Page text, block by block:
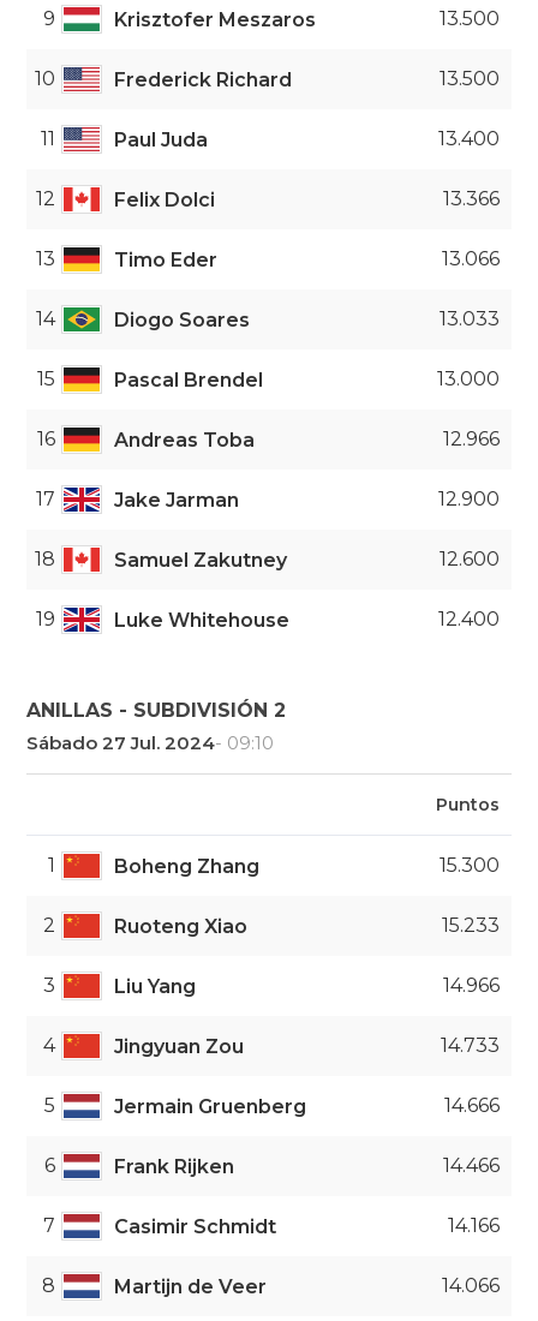
9 Krisztofer Meszaros 13.500
10 Frederick Richard 13.500
11 Paul Juda 13.400
12 Felix Dolci 13.366
13 Timo Eder 13.066
14 Diogo Soares 13.033
15 Pascal Brendel 13.000
16 Andreas Toba 12.966
17 Jake Jarman 12.900
18 Samuel Zakutney 12.600
19 Luke Whitehouse 12.400
ANILLAS - SUBDIVISIÓN 2
Sábado 27 Jul. 2024- 09:10
Puntos
1 Boheng Zhang 15.300
2 Ruoteng Xiao 15.233
3 Liu Yang 14.966
4 Jingyuan Zou 14.733
5 Jermain Gruenberg 14.666
6 Frank Rijken 14.466
7 Casimir Schmidt 14.166
8 Martijn de Veer 14.066